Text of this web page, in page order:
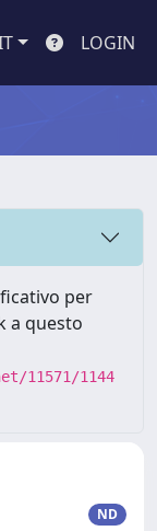
LOGIN
per
a questo
11571/1144
ND